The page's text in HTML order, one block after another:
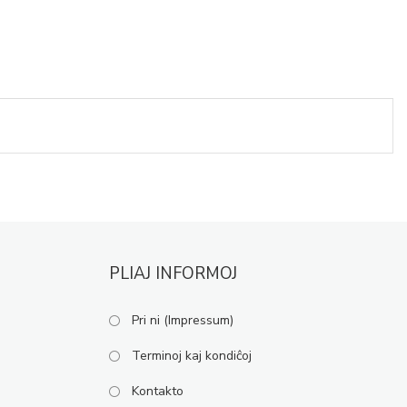
PLIAJ INFORMOJ
Pri ni (Impressum)
Terminoj kaj kondiĉoj
Kontakto